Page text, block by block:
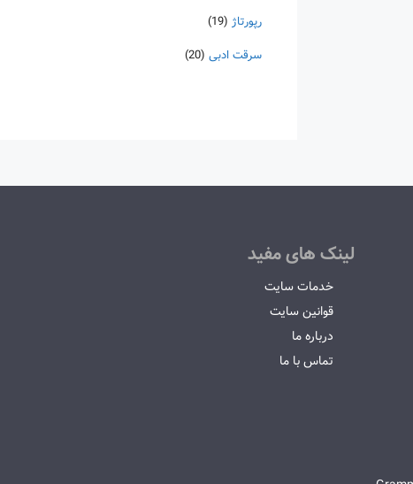
رپورتاژ (19)
سرقت ادبی (20)
لینک های مفید
خدمات سایت
قوانین سایت
درباره ما
تماس با ما